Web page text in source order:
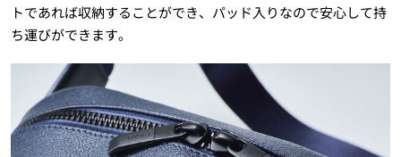
トであれば収納することができ、パッド入りなので安心して持
ち運びができます。